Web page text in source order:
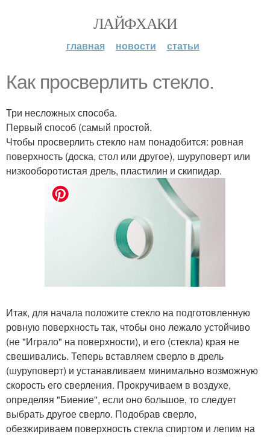
ЛАЙФХАКИ
главная новости статьи
Как просверлить стекло.
Три несложных способа.
Первый способ (самый простой.
Чтобы просверлить стекло нам понадобится: ровная
поверхность (доска, стол или другое), шуруповерт или
низкооборотистая дрель, пластилин и скипидар.
Итак, для начала положите стекло на подготовленную
ровную поверхность так, чтобы оно лежало устойчиво
(не "Играло" на поверхности), и его (стекла) края не
свешивались. Теперь вставляем сверло в дрель
(шуруповерт) и устанавливаем минимально возможную
скорость его сверления. Прокручиваем в воздухе,
определяя "Биение", если оно большое, то следует
выбрать другое сверло. Подобрав сверло,
обезжириваем поверхность стекла спиртом и лепим на